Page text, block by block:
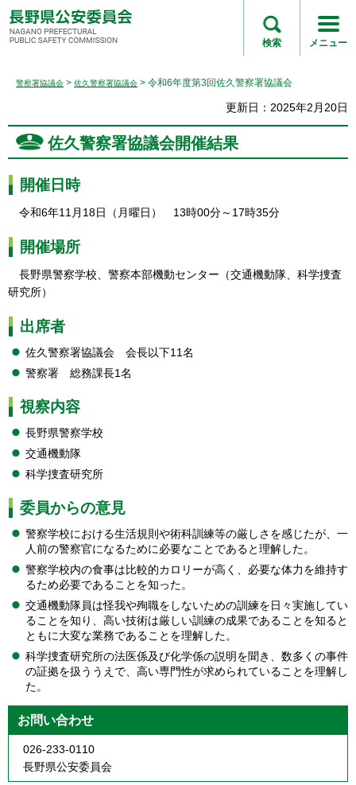
長野県公安委員会
NAGANO
COMMISSION
検索 メニュー
警察署協議会 > 佐久警察署協議会 > 令和6年度第3回佐久警察署協議会
更新日：2025年2月20日
佐久警察署協議会開催結果
開催日時
令和6年11月18日（月曜日） 13時00分～17時35分
開催場所
長野県警察学校、警察本部機動センター（交通機動隊、科学捜査
研究所）
出席者
佐久警察署協議会 会長以下11名
警察署 総務課長1名
視察内容
長野県警察学校
交通機動隊
科学捜査研究所
委員からの意見
警察学校における生活規則や術科訓練等の厳しさを感じたが、一
人前の警察官になるために必要なことであると理解した。
警察学校内の食事は比較的カロリーが高く、必要な体力を維持す
るため必要であることを知った。
交通機動隊員は怪我や殉職をしないための訓練を日々実施してい
ることを知り、高い技術は厳しい訓練の成果であることを知ると
ともに大変な業務であることを理解した。
科学捜査研究所の法医係及び化学係の説明を聞き、数多くの事件
の証拠を扱ううえで、高い専門性が求められていることを理解し
た。
お問い合わせ
026-233-0110
長野県公安委員会